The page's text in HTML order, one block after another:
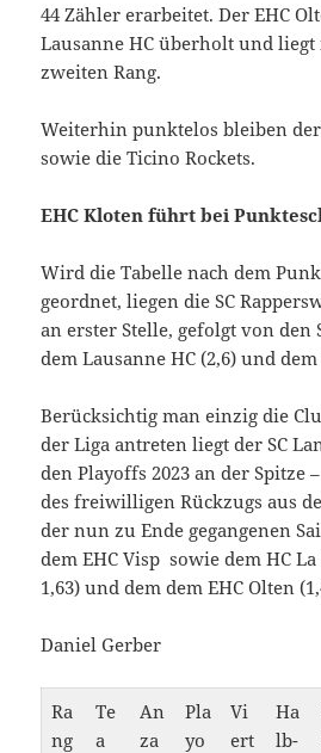
44 Zähler erarbeitet. Der EHC
Lausanne HC überholt und
zweiten Rang.
Weiterhin punktelos bleiben
sowie die Ticino Rockets.
EHC Kloten führt bei
Wird die Tabelle nach dem
geordnet, liegen die SC
an erster Stelle, gefolgt von den
dem Lausanne HC (2,6) und dem
Berücksichtig man einzig die
der Liga antreten liegt der SC
den Playoffs 2023 an der Spitze
des freiwilligen Rückzugs aus
der nun zu Ende gegangenen
dem EHC Visp sowie dem HC
1,63) und dem dem EHC Olten
Daniel Gerber
Ra
ng
Te
a
An
za
Pla
yo
Vi
ert
Ha
lb-